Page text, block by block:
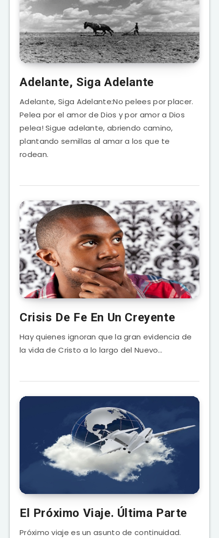
Adelante, Siga Adelante
Adelante, Siga Adelante:No pelees por placer.
Pelea por el amor de Dios y por amor a Dios
pelea! Sigue adelante, abriendo camino,
plantando semillas al amar a los que te
rodean.
Crisis De Fe En Un Creyente
Hay quienes ignoran que la gran evidencia de
la vida de Cristo a lo largo del Nuevo…
El Próximo Viaje. Última Parte
Próximo viaje es un asunto de continuidad.